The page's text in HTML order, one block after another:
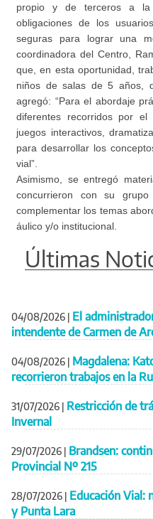
propio y de terceros a la
obligaciones de los
seguras para lograr una
coordinadora del Centro,
que, en esta oportunidad,
niños de salas de 5 años,
agregó: “Para el abordaje
diferentes recorridos por
juegos interactivos,
para desarrollar los
vial”.
Asimismo, se entregó
concurrieron con su
complementar los temas
áulico y/o institucional.
Últimas
04/08/2026 | El
intendente de Carmen de
04/08/2026 | Magdalena:
recorrieron trabajos en la
31/07/2026 | Restricción de
Invernal
29/07/2026 | Brandsen:
Provincial Nº 215
28/07/2026 | Educación Vial:
y Punta Lara